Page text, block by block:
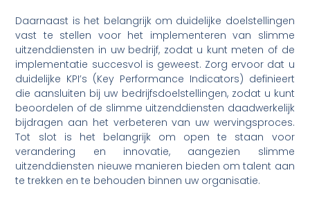
Daarnaast is het belangrijk om duidelijke doelstellingen
vast te stellen voor het implementeren van slimme
uitzenddiensten in uw bedrijf, zodat u kunt meten of de
implementatie succesvol is geweest. Zorg ervoor dat u
duidelijke KPI’s (Key Performance Indicators) definieert
die aansluiten bij uw bedrijfsdoelstellingen, zodat u kunt
beoordelen of de slimme uitzenddiensten daadwerkelijk
bijdragen aan het verbeteren van uw wervingsproces.
Tot slot is het belangrijk om open te staan voor
verandering en innovatie, aangezien slimme
uitzenddiensten nieuwe manieren bieden om talent aan
te trekken en te behouden binnen uw organisatie.